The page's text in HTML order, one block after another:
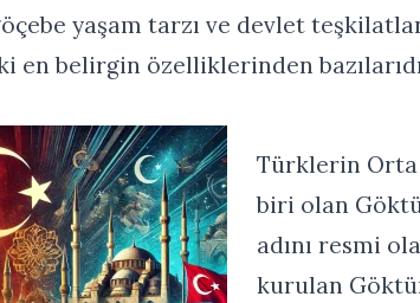
yaşam tarzı ve devlet
en belirgin özelliklerinden
Türklerin Orta
biri olan
adını resmi
kurulan